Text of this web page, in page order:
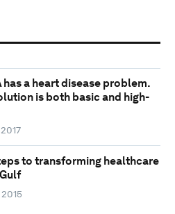
has a heart disease problem.
is both basic and high-
to transforming healthcare